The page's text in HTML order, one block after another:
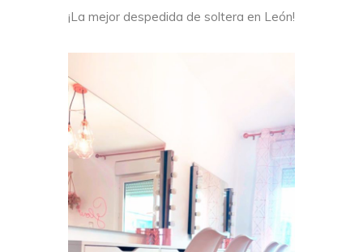
¡La mejor despedida de soltera en León!